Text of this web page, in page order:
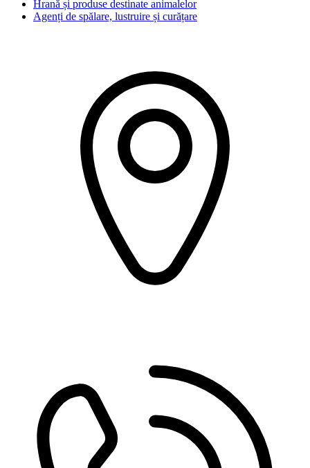
Hrană și produse destinate animalelor
Agenți de spălare, lustruire și curățare